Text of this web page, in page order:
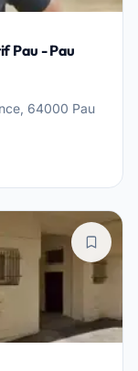
Pau - Pau
64000 Pau